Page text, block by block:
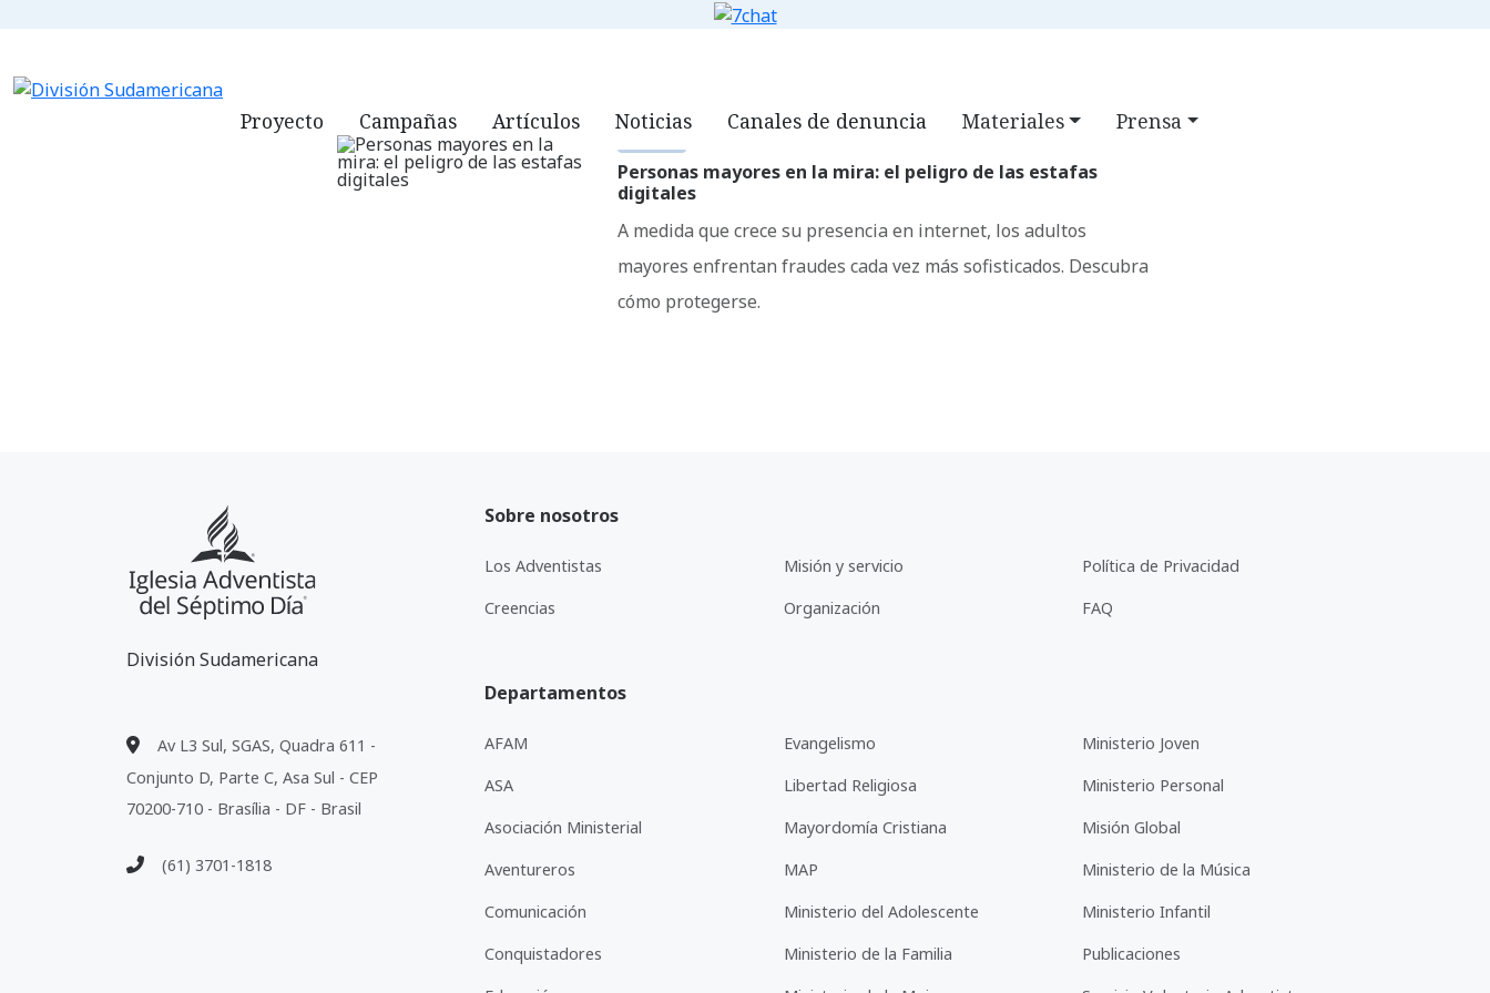
Proyecto Campañas Artículos Noticias Canales de denuncia Materiales Prensa
Personas mayores en la mira: el peligro de las estafas
digitales
A medida que crece su presencia en internet, los adultos
mayores enfrentan fraudes cada vez más sofisticados. Descubra
cómo protegerse.
División Sudamericana
Av L3 Sul, SGAS, Quadra 611 -
Conjunto D, Parte C, Asa Sul - CEP
70200-710 - Brasília - DF - Brasil
(61) 3701-1818
Sobre nosotros
Los Adventistas
Creencias
Misión y servicio
Organización
Política de Privacidad
FAQ
Departamentos
AFAM
ASA
Asociación Ministerial
Aventureros
Comunicación
Conquistadores
Evangelismo
Libertad Religiosa
Mayordomía Cristiana
MAP
Ministerio del Adolescente
Ministerio de la Familia
Ministerio Joven
Ministerio Personal
Misión Global
Ministerio de la Música
Ministerio Infantil
Publicaciones